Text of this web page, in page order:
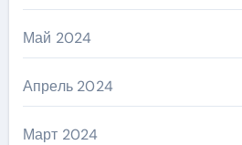
Май 2024
Апрель 2024
Март 2024